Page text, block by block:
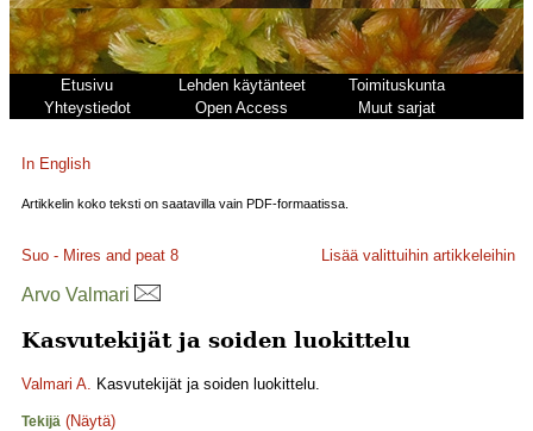
Etusivu Lehden käytänteet
Toimituskunta
Yhteystiedot
Open Access Muut sarjat
In English
Artikkelin koko teksti on saatavilla vain PDF-formaatissa.
Suo - Mires and peat 8 Lisää valittuihin artikkeleihin
Arvo Valmari
Kasvutekijät ja soiden luokittelu
Valmari A. Kasvutekijät ja soiden luokittelu.
Tekijä (Näytä)